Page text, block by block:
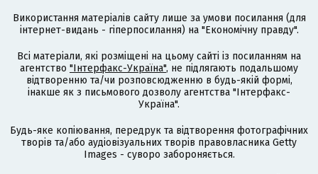
Використання матеріалів сайту лише за умови посилання (для
інтернет-видань - гіперпосилання) на "Економічну правду".
Всі матеріали, які розміщені на цьому сайті із посиланням на
агентство "Інтерфакс-Україна", не підлягають подальшому
відтворенню та/чи розповсюдженню в будь-якій формі,
інакше як з письмового дозволу агентства "Інтерфакс-
Україна".
Будь-яке копіювання, передрук та відтворення фотографічних
творів та/або аудіовізуальних творів правовласника Getty
Images - суворо забороняється.